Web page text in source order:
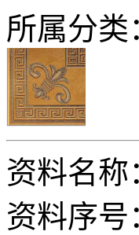
所属分类
资料名称
资料序号